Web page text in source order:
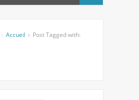
Accueil
Post Tagged with: